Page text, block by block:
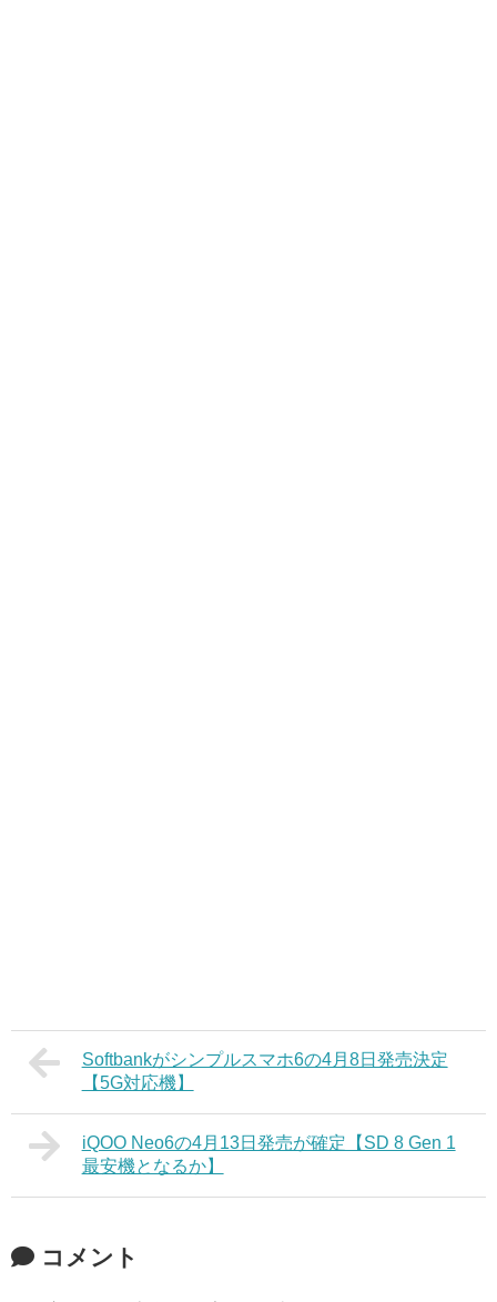
Softbankがシンプルスマホ6の4月8日発売決定
【5G対応機】
iQOO Neo6の4月13日発売が確定【SD 8 Gen 1
最安機となるか】
コメント